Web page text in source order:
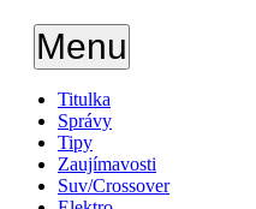
Menu
Titulka
Správy
Tipy
Zaujímavosti
Suv/Crossover